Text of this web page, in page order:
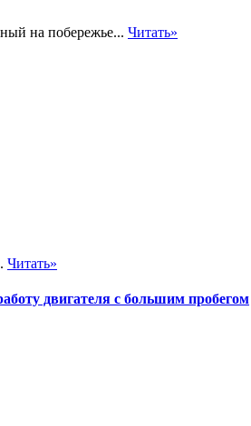
на побережье... Читать»
Читать»
двигателя с большим пробегом